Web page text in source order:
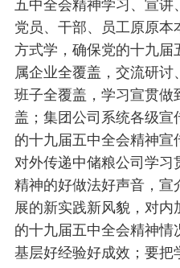
五中全会精神学习、宣讲
党员、干部、员工原原
方式学，确保党的十九届
属企业全覆盖，交流研
班子全覆盖，学习宣贯做
盖；集团公司系统各级宣
的十九届五中全会精神宣
对外传递中储粮公司学习
精神的好做法好声音，宣
展的新实践新风貌，对
的十九届五中全会精神
基层好经验好成效；要把